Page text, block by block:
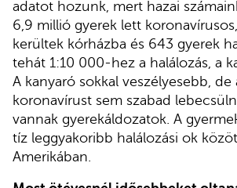
adatot hozunk, mert hazai
6,9 millió gyerek lett
kerültek kórházba és 643 gyerek
tehát 1:10 000-hez a halálozás, a
A kanyaró sokkal veszélyesebb, de
koronavírust sem szabad
vannak gyerekáldozatok. A
tíz leggyakoribb halálozási ok
Amerikában.